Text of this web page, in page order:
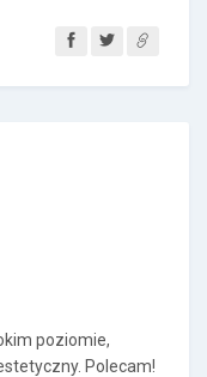
poziomie,
Polecam!